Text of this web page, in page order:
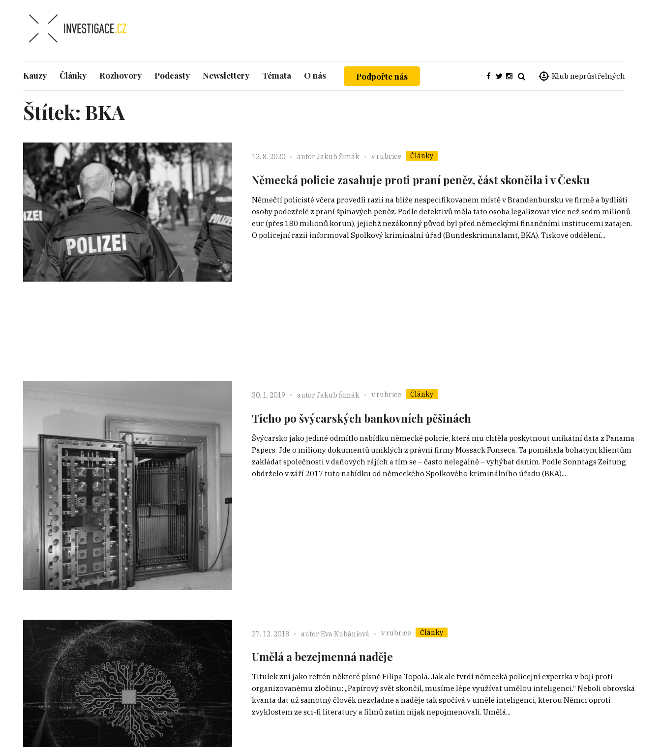
Klub neprůstřelných
Kauzy Články Rozhovory Podcasty Newslettery Témata O nás Podpořte nás
Štítek: BKA
12. 8. 2020 autor Jakub Šimák v rubrice Články
Německá policie zasahuje proti praní peněz, část skončila i v Česku
Němečtí policisté včera provedli razii na blíže nespecifikovaném místě v Brandenbursku ve firmě a bydlišti
osoby podezřelé z praní špinavých peněz. Podle detektivů měla tato osoba legalizovat více než sedm milionů
eur (přes 180 milionů korun), jejichž nezákonný původ byl před německými finančními institucemi zatajen.
O policejní razii informoval Spolkový kriminální úřad (Bundeskriminalamt, BKA). Tiskové oddělení...
30. 1. 2019 autor Jakub Šimák v rubrice Články
Ticho po švýcarských bankovních pěšinách
Švýcarsko jako jediné odmítlo nabídku německé policie, která mu chtěla poskytnout unikátní data z Panama
Papers. Jde o miliony dokumentů uniklých z právní firmy Mossack Fonseca. Ta pomáhala bohatým klientům
zakládat společnosti v daňových rájích a tím se – často nelegálně – vyhýbat daním. Podle Sonntags Zeitung
obdrželo v září 2017 tuto nabídku od německého Spolkového kriminálního úřadu (BKA)...
27. 12. 2018 autor Eva Kubániová v rubrice Články
Umělá a bezejmenná naděje
Titulek zní jako refrén některé písně Filipa Topola. Jak ale tvrdí německá policejní expertka v boji proti
organizovanému zločinu: „Papírový svět skončil, musíme lépe využívat umělou inteligenci.“ Neboli obrovská
kvanta dat už samotný člověk nezvládne a naděje tak spočívá v umělé inteligenci, kterou Němci oproti
zvyklostem ze sci-fi literatury a filmů zatím nijak nepojmenovali. Umělá...